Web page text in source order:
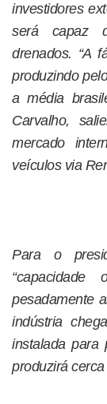
investidores
será capaz
drenados. “A
produzindo
a média
Carvalho,
mercado
veículos via
Para o
pesadamente
indústria
instalada para
produzirá